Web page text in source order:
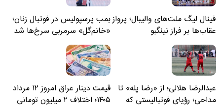
فینال لیگ ملت‌های والیبال؛ پرواز
عقاب‌ها بر فراز نینگبو
بمب پرسپولیس در فوتبال زنان؛
«خانم‌گل» سرمربی سرخ‌ها شد
عبدالرضا هلالی؛ از «رضا پله» تا
مداحی؛ رؤیای فوتبالیستی که
قیمت دینار عراق امروز ۱۲ مرداد
۱۴۰۵؛ اختلاف ۲ میلیون تومانی